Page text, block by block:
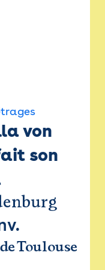
von
son
Toulouse